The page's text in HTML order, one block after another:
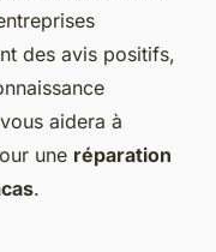
des avis positifs,
aidera à
une réparation
.